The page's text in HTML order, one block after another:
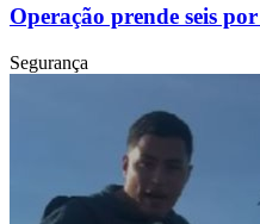
Operação prende seis
Segurança